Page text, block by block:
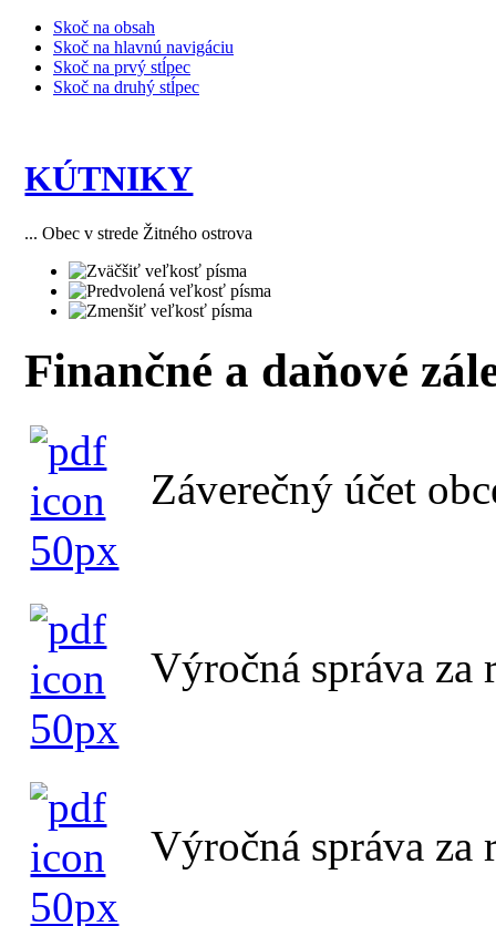
Skoč na obsah
Skoč na hlavnú navigáciu
Skoč na prvý stĺpec
Skoč na druhý stĺpec
KÚTNIKY
... Obec v strede Žitného ostrova
Finančné a daňové
Záverečný účet
Výročná správa za
Výročná správa za